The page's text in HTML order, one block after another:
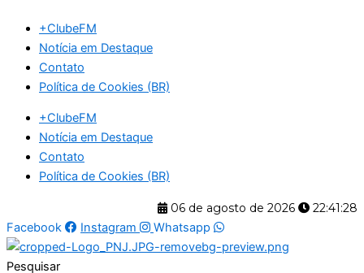
para
conteúdo
+ClubeFM
Notícia em Destaque
Contato
Política de Cookies (BR)
+ClubeFM
Notícia em Destaque
Contato
Política de Cookies (BR)
06 de agosto de 2026
22:41:29
Facebook
Instagram Whatsapp
Pesquisar